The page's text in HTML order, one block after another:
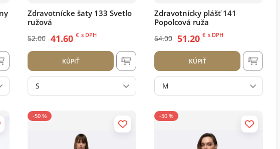
Zdravotnícke šaty 133 Svetlo
ružová
52.00 41.60 € s DPH
KÚPIŤ
S
Zdravotnícky plášť 141
Popolcová ruža
64.00 51.20 € s DPH
KÚPIŤ
M
-50 % -50 %